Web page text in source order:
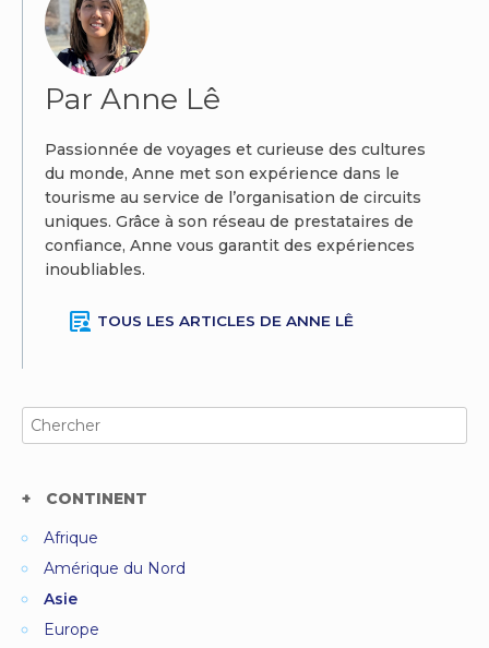
Par Anne Lê
Passionnée de voyages et curieuse des cultures
du monde, Anne met son expérience dans le
tourisme au service de l’organisation de circuits
uniques. Grâce à son réseau de prestataires de
confiance, Anne vous garantit des expériences
inoubliables.
article_person TOUS LES ARTICLES DE ANNE LÊ
Search
for:
CONTINENT
Afrique
Amérique du Nord
Asie
Europe